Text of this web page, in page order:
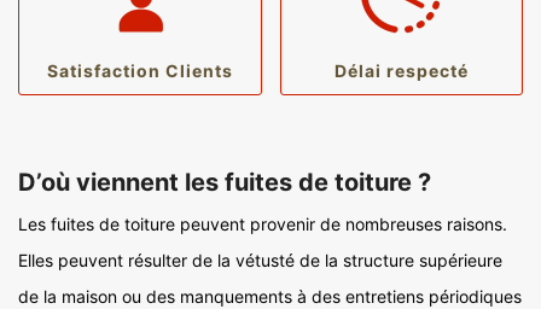
Satisfaction Clients Délai respecté
D’où viennent les fuites de toiture ?
Les fuites de toiture peuvent provenir de nombreuses raisons.
Elles peuvent résulter de la vétusté de la structure supérieure
de la maison ou des manquements à des entretiens périodiques